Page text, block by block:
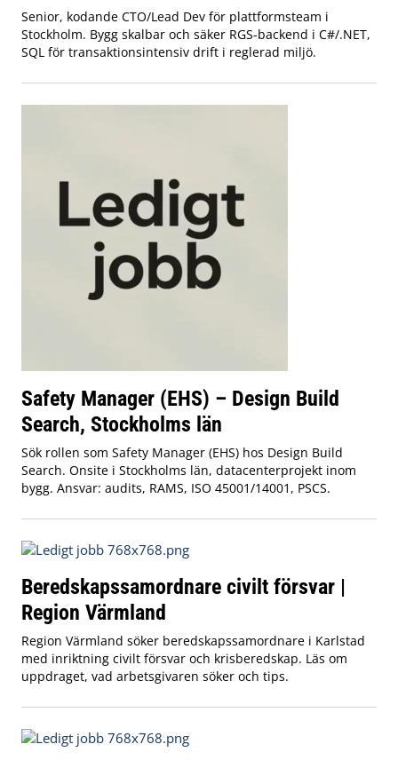
Senior, kodande CTO/Lead Dev för plattformsteam i
Stockholm. Bygg skalbar och säker RGS-backend i C#/.NET,
SQL för transaktionsintensiv drift i reglerad miljö.
Safety Manager (EHS) – Design Build
Search, Stockholms län
Sök rollen som Safety Manager (EHS) hos Design Build
Search. Onsite i Stockholms län, datacenterprojekt inom
bygg. Ansvar: audits, RAMS, ISO 45001/14001, PSCS.
Beredskapssamordnare civilt försvar |
Region Värmland
Region Värmland söker beredskapssamordnare i Karlstad
med inriktning civilt försvar och krisberedskap. Läs om
uppdraget, vad arbetsgivaren söker och tips.